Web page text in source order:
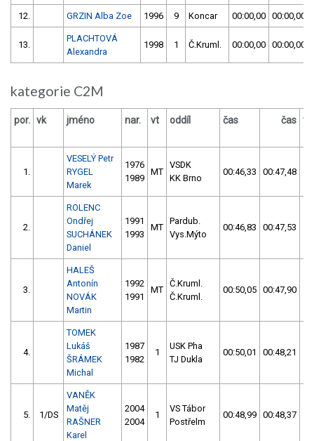
12. GRZIN Alba Zoe 1996 9 Koncar 00:00,00 00:00,00
13.
PLACHTOVÁ
Alexandra
1998 1 Č.Kruml. 00:00,00 00:00,00
kategorie C2M
por. vk jméno nar. vt oddíl čas čas
1.
VESELÝ Petr
RYGEL
Marek
1976
1989
MT
VSDK
KK Brno
00:46,33 00:47,48
2.
ROLENC
Ondřej
SUCHÁNEK
Daniel
1991
1993
MT
Pardub.
Vys.Mýto
00:46,83 00:47,53
3.
HALEŠ
Antonín
NOVÁK
Martin
1992
1991
MT
Č.Kruml.
Č.Kruml.
00:50,05 00:47,90
4.
TOMEK
Lukáš
ŠRÁMEK
Michal
1987
1982
1
USK Pha
TJ Dukla
00:50,01 00:48,21
5. 1/DS
VANĚK
Matěj
RAŠNER
Karel
2004
2004
1
VS Tábor
Postřelm
00:48,99 00:48,37